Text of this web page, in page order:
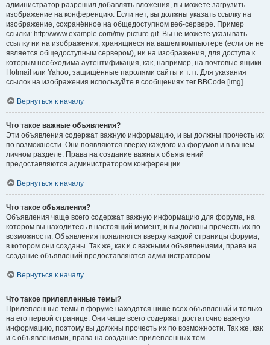
администратор разрешил добавлять вложения, вы можете загрузить
изображение на конференцию. Если нет, вы должны указать ссылку на
изображение, сохранённое на общедоступном веб-сервере. Пример
ссылки: http://www.example.com/my-picture.gif. Вы не можете указывать
ссылку ни на изображения, хранящиеся на вашем компьютере (если он не
является общедоступным сервером), ни на изображения, для доступа к
которым необходима аутентификация, как, например, на почтовые ящики
Hotmail или Yahoo, защищённые паролями сайты и т. п. Для указания
ссылок на изображения используйте в сообщениях тег BBCode [img].
Вернуться к началу
Что такое важные объявления?
Эти объявления содержат важную информацию, и вы должны прочесть их
по возможности. Они появляются вверху каждого из форумов и в вашем
личном разделе. Права на создание важных объявлений
предоставляются администратором конференции.
Вернуться к началу
Что такое объявления?
Объявления чаще всего содержат важную информацию для форума, на
котором вы находитесь в настоящий момент, и вы должны прочесть их по
возможности. Объявления появляются вверху каждой страницы форума,
в котором они созданы. Так же, как и с важными объявлениями, права на
создание объявлений предоставляются администратором.
Вернуться к началу
Что такое прилепленные темы?
Прилепленные темы в форуме находятся ниже всех объявлений и только
на его первой странице. Они чаще всего содержат достаточно важную
информацию, поэтому вы должны прочесть их по возможности. Так же, как
и с объявлениями, права на создание прилепленных тем